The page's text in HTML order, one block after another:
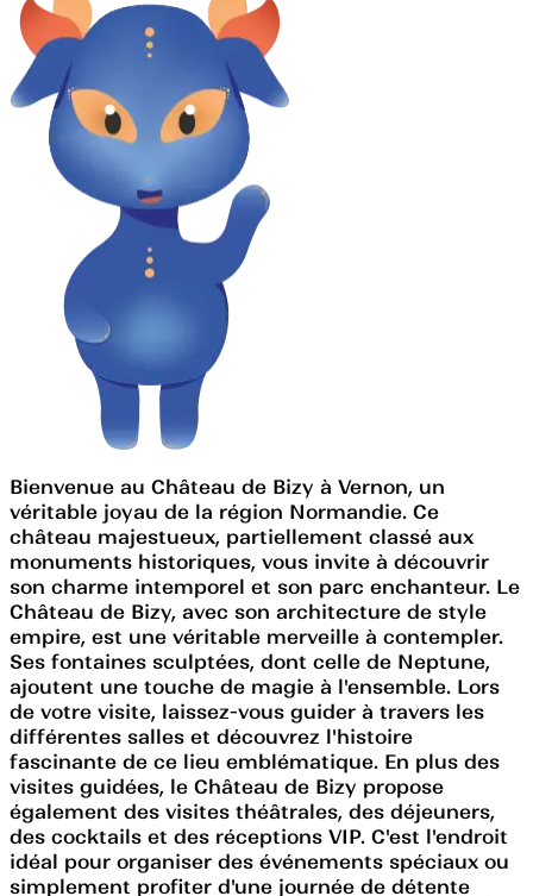
Bienvenue au Château de Bizy à Vernon, un
véritable joyau de la région Normandie. Ce
château majestueux, partiellement classé aux
monuments historiques, vous invite à découvrir
son charme intemporel et son parc enchanteur. Le
Château de Bizy, avec son architecture de style
empire, est une véritable merveille à contempler.
Ses fontaines sculptées, dont celle de Neptune,
ajoutent une touche de magie à l'ensemble. Lors
de votre visite, laissez-vous guider à travers les
différentes salles et découvrez l'histoire
fascinante de ce lieu emblématique. En plus des
visites guidées, le Château de Bizy propose
également des visites théâtrales, des déjeuners,
des cocktails et des réceptions VIP. C'est l'endroit
idéal pour organiser des événements spéciaux ou
simplement profiter d'une journée de détente